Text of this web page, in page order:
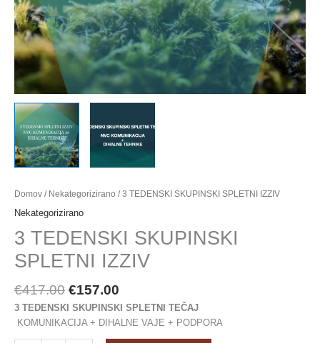
Domov / Nekategorizirano / 3 TEDENSKI SKUPINSKI SPLETNI IZZIV
Nekategorizirano
3 TEDENSKI SKUPINSKI
SPLETNI IZZIV
€417.00 €157.00
3 TEDENSKI SKUPINSKI SPLETNI TEČAJ
KOMUNIKACIJA + DIHALNE VAJE + PODPORA